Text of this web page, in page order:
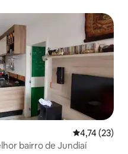
4,74 de uma
4,74 (23)
bairro de Jundiaí